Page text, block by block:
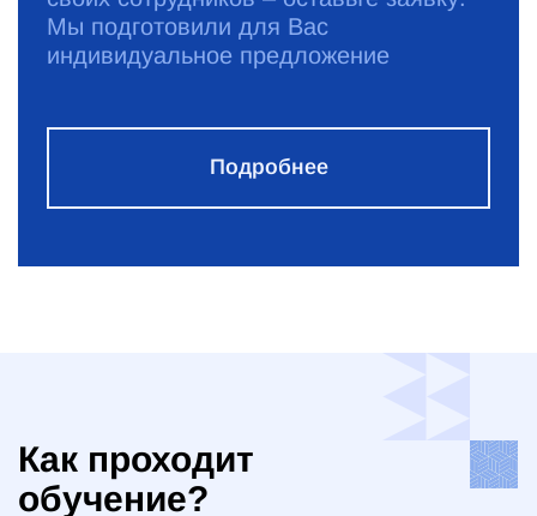
Мы подготовили для Вас
индивидуальное предложение
Подробнее
Как проходит
обучение?